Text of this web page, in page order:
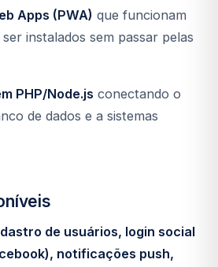
Apps (PWA) que funcionam
instalados sem passar pelas
PHP/Node.js conectando o
de dados e a sistemas
de usuários, login social
notificações push,